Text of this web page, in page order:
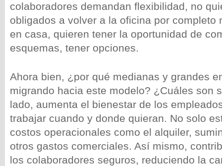
colaboradores demandan flexibilidad, no
obligados a volver a la oficina por completo
en casa, quieren tener la oportunidad de
esquemas, tener opciones.
Ahora bien, ¿por qué medianas y grandes
migrando hacia este modelo? ¿Cuáles son
lado, aumenta el bienestar de los
trabajar cuando y donde quieran. No solo
costos operacionales como el alquiler,
otros gastos comerciales. Así mismo,
los colaboradores seguros, reduciendo la